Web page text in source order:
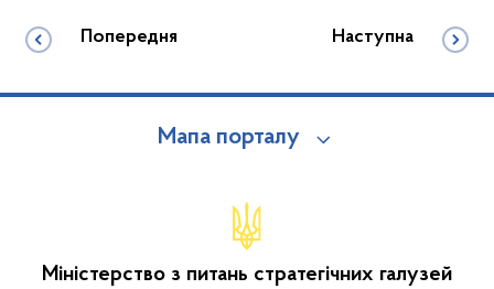
Попередня Наступна
Мапа порталу
Міністерство з питань стратегічних галузей